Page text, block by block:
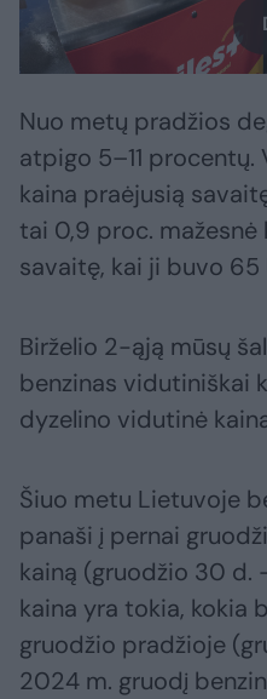
Nuo metų pradžios
atpigo 5–11
kaina praėjusią
tai 0,9 proc. mažesnė
savaitę, kai ji buvo 65
Birželio 2-ąją mūsų
benzinas vidutiniškai
dyzelino vidutinė
Šiuo metu Lietuvoje
panaši į pernai
kainą (gruodžio 30 d.
kaina yra tokia, kokia
gruodžio pradžioje
2024 m. gruodį